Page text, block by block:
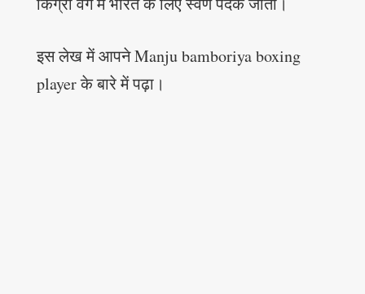
इस लेख में आपने Manju bamboriya boxing
player के बारे में पढ़ा।